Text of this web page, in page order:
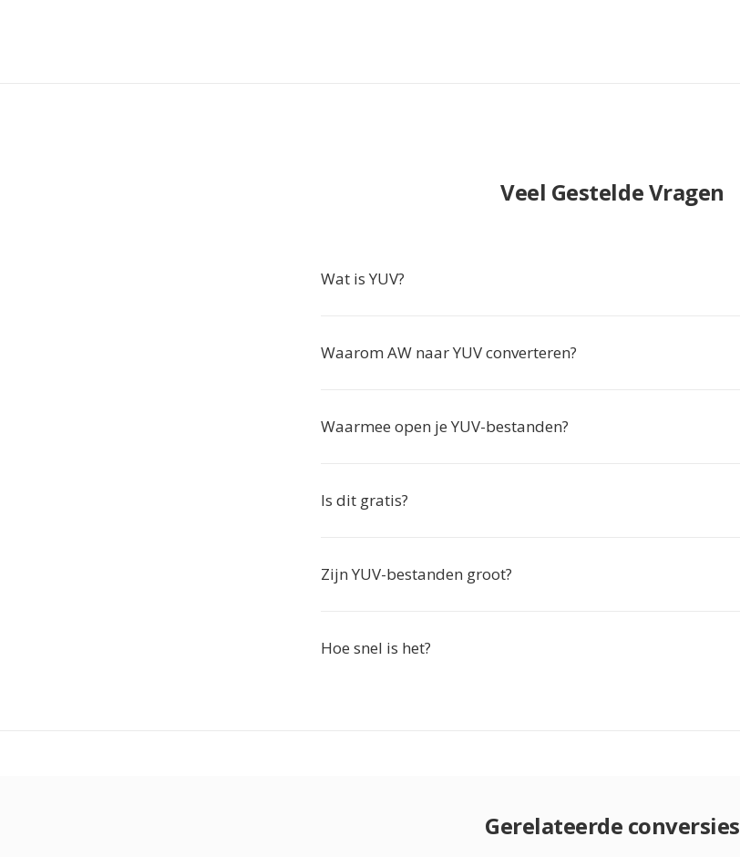
Veel Gestelde Vragen
Wat is YUV?
Waarom AW naar YUV converteren?
Waarmee open je YUV-bestanden?
Is dit gratis?
Zijn YUV-bestanden groot?
Hoe snel is het?
Gerelateerde conversies